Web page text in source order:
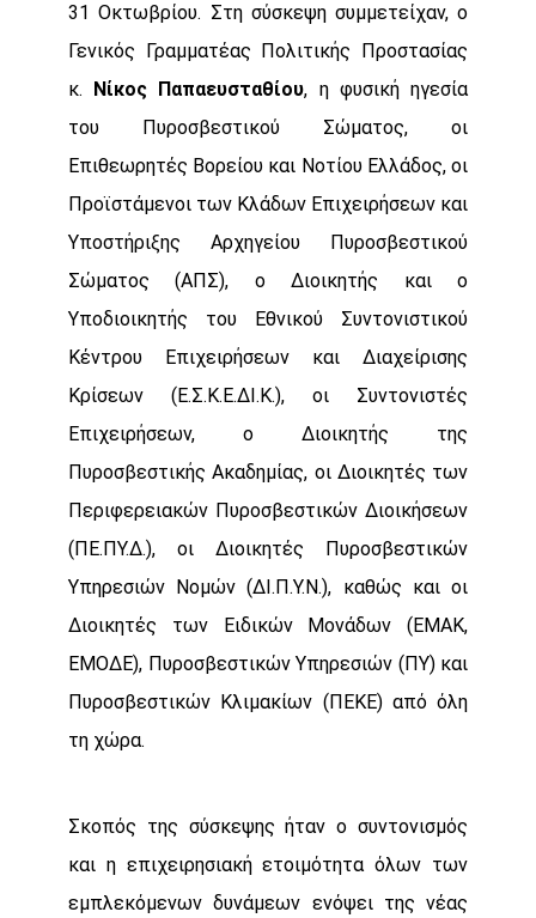
31 Οκτωβρίου. Στη σύσκεψη συμμετείχαν, ο
Γενικός Γραμματέας Πολιτικής Προστασίας
κ. Νίκος Παπαευσταθίου, η φυσική ηγεσία
του Πυροσβεστικού Σώματος, οι
Επιθεωρητές Βορείου και Νοτίου Ελλάδος, οι
Προϊστάμενοι των Κλάδων Επιχειρήσεων και
Υποστήριξης Αρχηγείου Πυροσβεστικού
Σώματος (ΑΠΣ), ο Διοικητής και ο
Υποδιοικητής του Εθνικού Συντονιστικού
Κέντρου Επιχειρήσεων και Διαχείρισης
Κρίσεων (Ε.Σ.Κ.Ε.ΔΙ.Κ.), οι Συντονιστές
Επιχειρήσεων, ο Διοικητής της
Πυροσβεστικής Ακαδημίας, οι Διοικητές των
Περιφερειακών Πυροσβεστικών Διοικήσεων
(ΠΕ.ΠΥ.Δ.), οι Διοικητές Πυροσβεστικών
Υπηρεσιών Νομών (ΔΙ.Π.Υ.Ν.), καθώς και οι
Διοικητές των Ειδικών Μονάδων (ΕΜΑΚ,
ΕΜΟΔΕ), Πυροσβεστικών Υπηρεσιών (ΠΥ) και
Πυροσβεστικών Κλιμακίων (ΠΕΚΕ) από όλη
τη χώρα.
Σκοπός της σύσκεψης ήταν ο συντονισμός
και η επιχειρησιακή ετοιμότητα όλων των
εμπλεκόμενων δυνάμεων ενόψει της νέας